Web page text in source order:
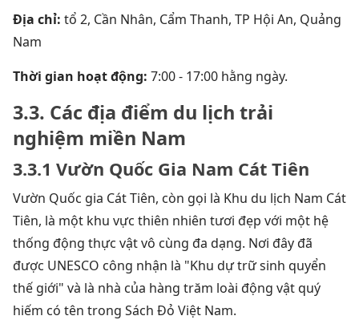
Địa chỉ: tổ 2, Cần Nhân, Cẩm Thanh, TP Hội An, Quảng
Nam
Thời gian hoạt động: 7:00 - 17:00 hằng ngày.
3.3. Các địa điểm du lịch trải
nghiệm miền Nam
3.3.1 Vườn Quốc Gia Nam Cát Tiên
Vườn Quốc gia Cát Tiên, còn gọi là Khu du lịch Nam Cát
Tiên, là một khu vực thiên nhiên tươi đẹp với một hệ
thống động thực vật vô cùng đa dạng. Nơi đây đã
được UNESCO công nhận là "Khu dự trữ sinh quyển
thế giới" và là nhà của hàng trăm loài động vật quý
hiếm có tên trong Sách Đỏ Việt Nam.